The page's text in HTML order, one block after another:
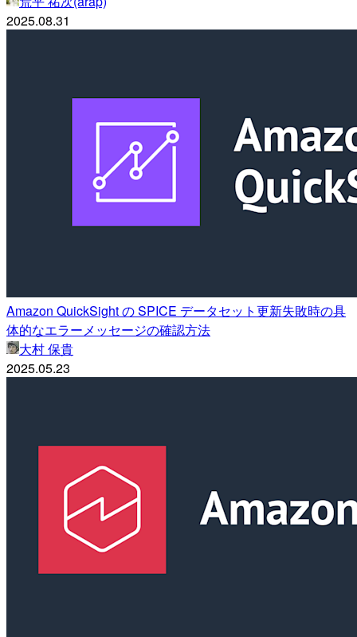
2025.08.31
Amazon QuickSight の SPICE データセット更新失敗時の具
体的なエラーメッセージの確認方法
大村 保貴
2025.05.23